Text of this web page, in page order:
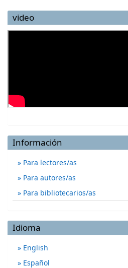
video
Información
Para lectores/as
Para autores/as
Para bibliotecarios/as
Idioma
English
Español